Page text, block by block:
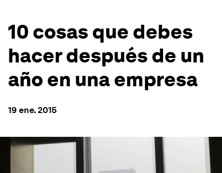
10 cosas que debes
hacer después de un
año en una empresa
19 ene. 2015